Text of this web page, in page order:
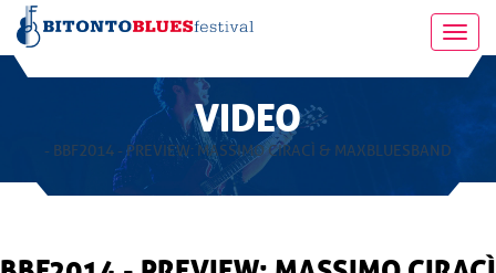
VIDEO
- BBF2014 - PREVIEW: MASSIMO CIRACÌ & MAXBLUESBAND